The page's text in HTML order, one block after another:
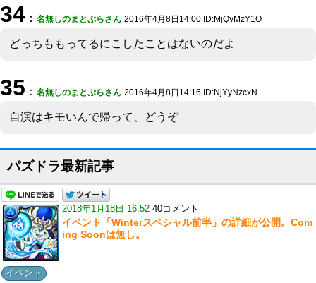
34 ： 名無しのまとぷらさん 2016年4月8日14:00 ID:MjQyMzY1O
どっちももってるにこしたことはないのだよ
35 ： 名無しのまとぷらさん 2016年4月8日14:16 ID:NjYyNzcxN
自演はキモいんで帰って、どうぞ
パズドラ最新記事
2018年1月18日 16:52 40コメント
イベント「Winterスペシャル前半」の詳細が公開。Com
ing Soonは無し。
イベント